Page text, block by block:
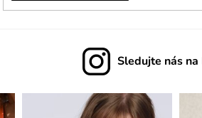
Sledujte nás